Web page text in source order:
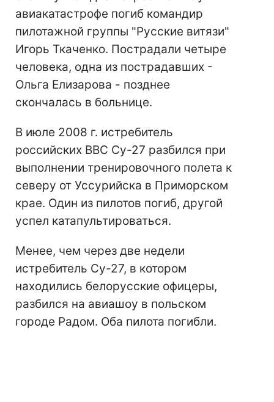
авиакатастрофе погиб командир
пилотажной группы "Русские витязи"
Игорь Ткаченко. Пострадали четыре
человека, одна из пострадавших -
Ольга Елизарова - позднее
скончалась в больнице.
В июле 2008 г. истребитель
российских ВВС Су-27 разбился при
выполнении тренировочного полета к
северу от Уссурийска в Приморском
крае. Один из пилотов погиб, другой
успел катапультироваться.
Менее, чем через две недели
истребитель Су-27, в котором
находились белорусские офицеры,
разбился на авиашоу в польском
городе Радом. Оба пилота погибли.